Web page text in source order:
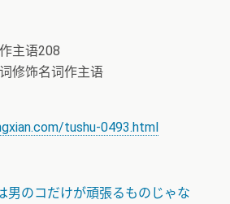
主语208
修饰名词作主语
tushu-0493.html
男のコだけが頑張るものじゃな